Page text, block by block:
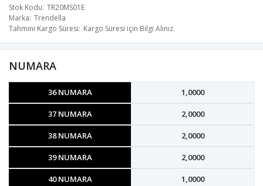
Stok Kodu TR20MS01E
Marka Trendella
Tahmini Kargo Süresi Kargo Süresi için Bilgi Alınız.
NUMARA
36 NUMARA 1,0000
37 NUMARA 2,0000
38 NUMARA 2,0000
39 NUMARA 2,0000
40 NUMARA 1,0000